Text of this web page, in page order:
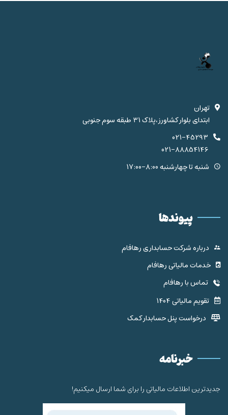
تهران
ابتدای بلوار کشاورز،پلاک 31 طبقه سوم جنوبی
021-45293
021-88854146
شنبه تا چهارشنبه 8:00-17:00
پیوندها
درباره شرکت حسابداری رهافام
خدمات مالیاتی رهافام
تماس با رهافام
تقویم مالیاتی 1404
درخواست پنل حسابدار کمک
خبرنامه
جدیدترین اطلاعات مالیاتی را برای شما ارسال میکنیم!